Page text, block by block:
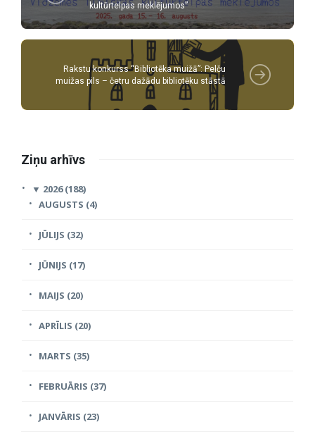
kultūrtelpas meklējumos”
Rakstu konkurss “Bibliotēka muižā”: Pelču
muižas pils – četru dažādu bibliotēku stāstā
Ziņu arhīvs
▼ 2026 (188)
AUGUSTS (4)
JŪLIJS (32)
JŪNIJS (17)
MAIJS (20)
APRĪLIS (20)
MARTS (35)
FEBRUĀRIS (37)
JANVĀRIS (23)